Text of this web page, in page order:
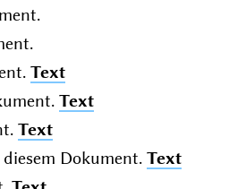
Text
Text
Text
diesem Dokument. Text